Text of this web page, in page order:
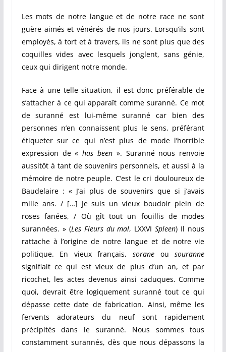
Les mots de notre langue et de notre race ne sont
guère aimés et vénérés de nos jours. Lorsqu’ils sont
employés, à tort et à travers, ils ne sont plus que des
coquilles vides avec lesquels jonglent, sans génie,
ceux qui dirigent notre monde.
Face à une telle situation, il est donc préférable de
s’attacher à ce qui apparaît comme suranné. Ce mot
de suranné est lui-même suranné car bien des
personnes n’en connaissent plus le sens, préférant
étiqueter sur ce qui n’est plus de mode l’horrible
expression de «has been ». Suranné nous renvoie
aussitôt à tant de souvenirs personnels, et aussi à la
mémoire de notre peuple. C’est le cri douloureux de
Baudelaire : « J’ai plus de souvenirs que si j’avais
mille ans. / […] Je suis un vieux boudoir plein de
roses fanées, / Où gît tout un fouillis de modes
surannées. » (Les Fleurs du mal, LXXVISpleen) Il nous
rattache à l’origine de notre langue et de notre vie
politique. En vieux français,sorane ousouranne
signifiait ce qui est vieux de plus d’un an, et par
ricochet, les actes devenus ainsi caduques. Comme
quoi, devrait être logiquement suranné tout ce qui
dépasse cette date de fabrication. Ainsi, même les
fervents adorateurs du neuf sont rapidement
précipités dans le suranné. Nous sommes tous
constamment surannés, dès que nous dépassons la